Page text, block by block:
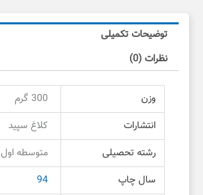
دوم
توضیحات تکمیلی
نظرات (0)
وزن
300 گرم
انتشارات
کلاغ سپید
رشته تحصیلی
متوسطه اول
سال چاپ
94